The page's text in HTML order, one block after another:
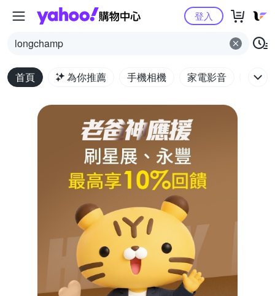
Yahoo購物中心
longchamp
登入
首頁 為你推薦 手機相機 家電影音 電腦